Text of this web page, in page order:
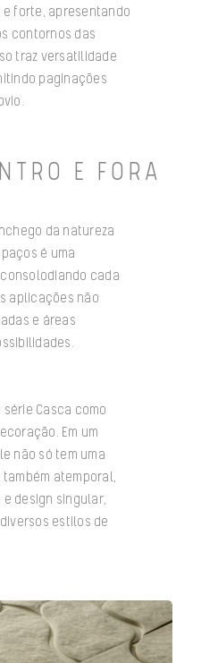
forte, apresentando
contornos das
traz versatilidade
paginações
E FORA
da natureza
é uma
cada
aplicações não
e áreas
Casca como
Em um
não só tem uma
atemporal,
design singular,
estilos de